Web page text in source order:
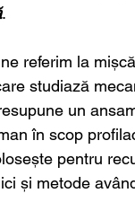
.
referim la
studiază
un
în scop
pentru
și metode